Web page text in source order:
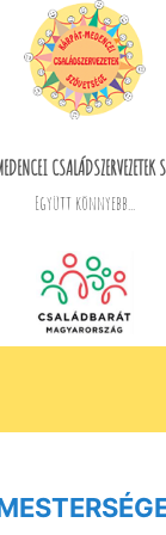
CSALÁDSZERVEZETEK
Együtt könnyebb...